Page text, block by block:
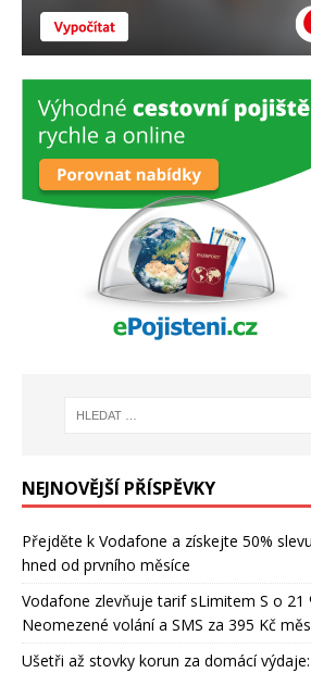
NEJNOVĚJŠÍ PŘÍSPĚVKY
Přejděte k Vodafone a získejte 50%
hned od prvního měsíce
Vodafone zlevňuje tarif sLimitem S o 21
Neomezené volání a SMS za 395 Kč
Ušetři až stovky korun za domácí